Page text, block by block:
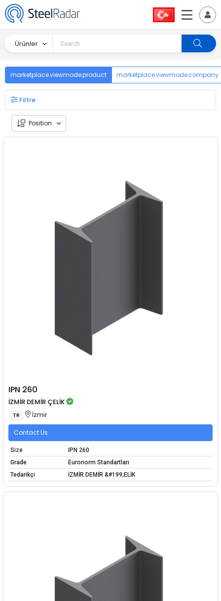
Ürünler
marketplace.viewmode.product marketplace.viewmode.company
Filtre
Position
IPN 260
İZMİR DEMİR ÇELİK
TR İzmir
Contact Us
Size
IPN 260
Grade
Euronorm Standartları
Tedarikçi
İZMİR DEMİR &#199;ELİK